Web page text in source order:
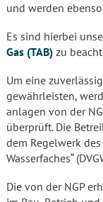
und werden
Es sind hierbei
Gas (TAB) zu
Um eine
gewährleisten,
anlagen von der
überprüft. Die
dem Regelwerk des
Wasserfaches“
Die von der NGP